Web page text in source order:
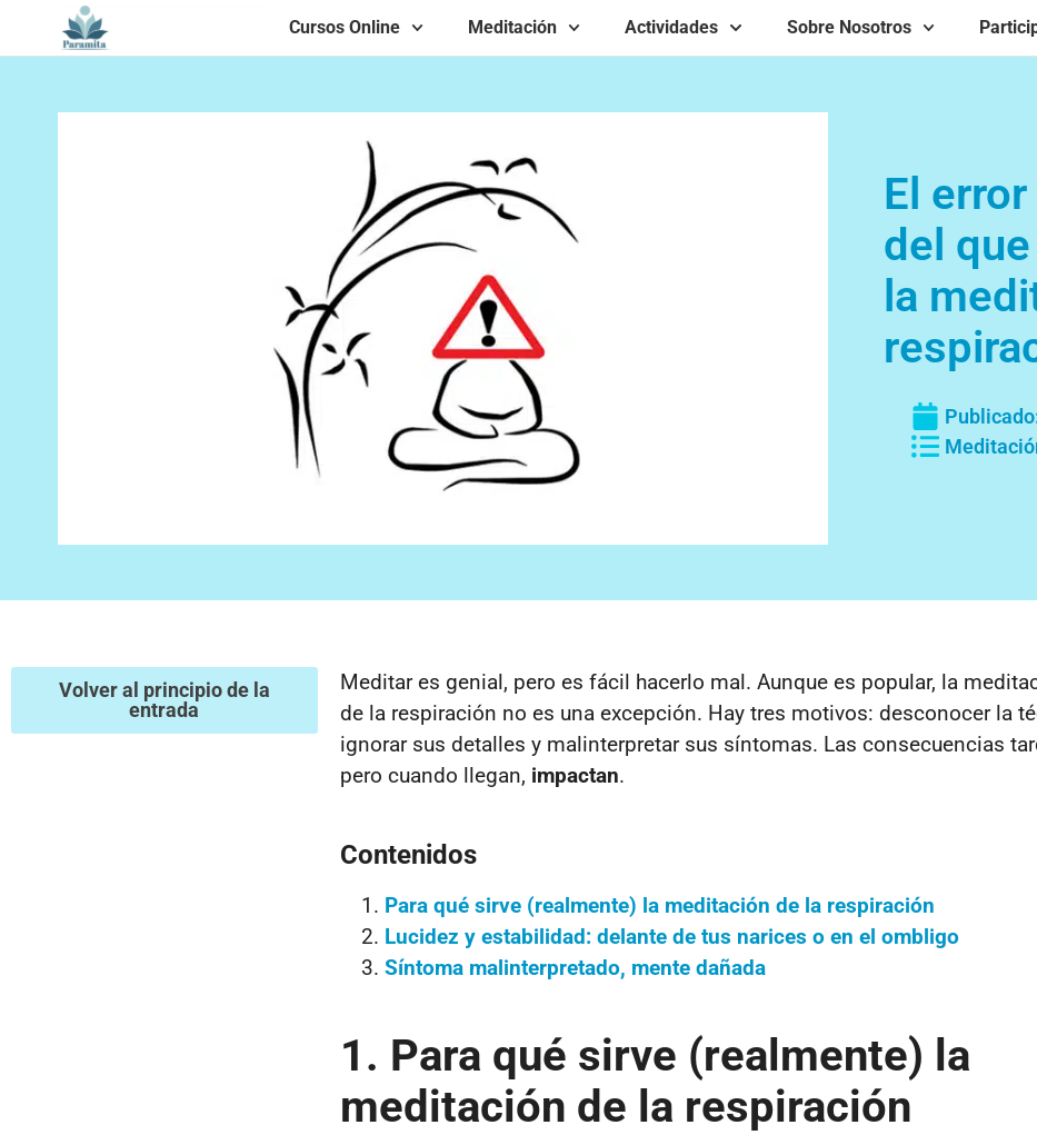
Cursos Online Meditación Actividades Sobre Nosotros
El
del
la
Volver al principio de la
entrada
Meditar es genial, pero es fácil hacerlo mal. Aunque es popular, la
de la respiración no es una excepción. Hay tres motivos: desconocer la
ignorar sus detalles y malinterpretar sus síntomas. Las consecuencias
pero cuando llegan, impactan.
Contenidos
Para qué sirve (realmente) la meditación de la respiración
Lucidez y estabilidad: delante de tus narices o en el ombligo
Síntoma malinterpretado, mente dañada
1. Para qué sirve (realmente) la
meditación de la respiración